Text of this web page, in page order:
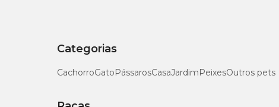
Categorias
CachorroGatoPássarosCasaJardimPeixesOutros pets